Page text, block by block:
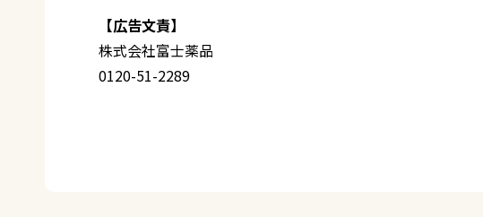
【広告文責】
株式会社富士薬品
0120-51-2289